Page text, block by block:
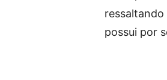
possui por